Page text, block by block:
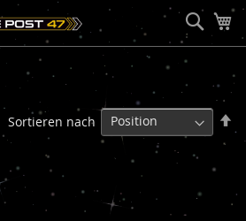
Sortieren nach